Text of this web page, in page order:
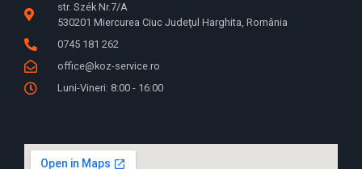
str. Szék Nr.7/A
530201 Miercurea Ciuc Judeţul Harghita, România
0745 181 262
office@koz-service.ro
Luni-Vineri: 8:00 - 16:00